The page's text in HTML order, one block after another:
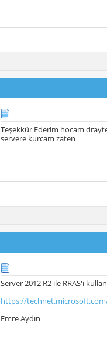
Teşekkür Ederim hocam
servere kurcam zaten
Server 2012 R2 ile RRAS'ı
https://
Emre Aydın